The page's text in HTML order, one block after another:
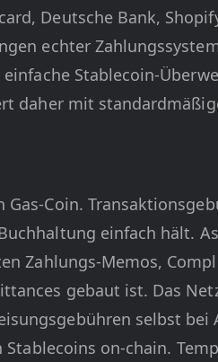
Deutsche Bank,
echter
Stablecoin-
daher mit
Coin.
einfach hält.
Zahlungs-Memos,
gebaut ist. Das
selbst
on-chain.